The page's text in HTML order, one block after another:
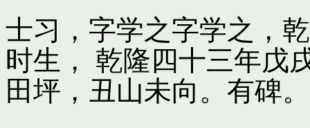
士习，字学之字学之，
时生， 乾隆四十三年戊
田坪，丑山未向。有碑。